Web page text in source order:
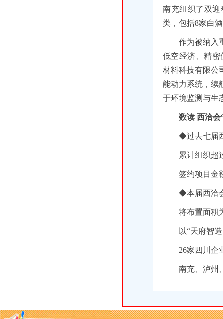
南充组织了双迎
类，包括8家白
作为被纳入
低空经济、精密
材料科技有限公
能动力系统，续
于环境监测与生
数读 西洽会
◆过去七届
累计组织超
签约项目金
◆本届西洽
将布置面积
以“天府智
26家四川企
南充、泸州